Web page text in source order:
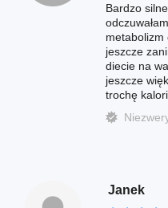
Bardzo
metabolizm
jeszcze
diecie na
jeszcze
trochę
Janek